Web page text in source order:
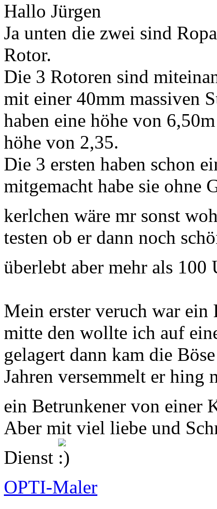
Hallo Jürgen
Ja unten die zwei sind
Rotor.
Die 3 Rotoren sind
mit einer 40mm massiven
haben eine höhe von
höhe von 2,35.
Die 3 ersten haben schon
mitgemacht habe sie ohne
kerlchen wäre mr sonst
testen ob er dann noch
überlebt aber mehr als
Mein erster veruch war ein
mitte den wollte ich auf
gelagert dann kam die
Jahren versemmelt er hing
ein Betrunkener von einer
Aber mit viel liebe und
Dienst
OPTI-Maler